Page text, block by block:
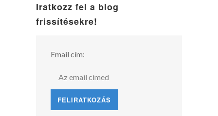
Iratkozz fel a blog
frissítésekre!
Email cím: